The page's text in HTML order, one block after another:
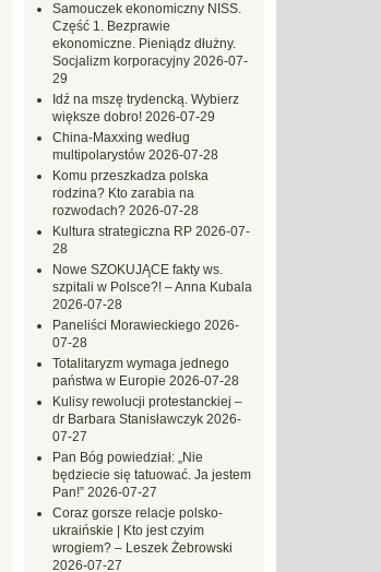
Samouczek ekonomiczny NISS.
Część 1. Bezprawie
ekonomiczne. Pieniądz dłużny.
Socjalizm korporacyjny 2026-07-
29
Idź na mszę trydencką. Wybierz
większe dobro! 2026-07-29
China-Maxxing według
multipolarystów 2026-07-28
Komu przeszkadza polska
rodzina? Kto zarabia na
rozwodach? 2026-07-28
Kultura strategiczna RP 2026-07-
28
Nowe SZOKUJĄCE fakty ws.
szpitali w Polsce?! – Anna Kubala
2026-07-28
Paneliści Morawieckiego 2026-
07-28
Totalitaryzm wymaga jednego
państwa w Europie 2026-07-28
Kulisy rewolucji protestanckiej –
dr Barbara Stanisławczyk 2026-
07-27
Pan Bóg powiedział: „Nie
będziecie się tatuować. Ja jestem
Pan!” 2026-07-27
Coraz gorsze relacje polsko-
ukraińskie | Kto jest czyim
wrogiem? – Leszek Żebrowski
2026-07-27